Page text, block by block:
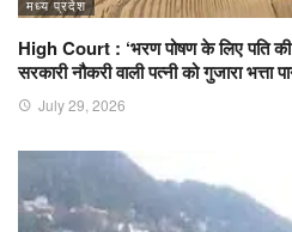
मध्य प्रदेश
High Court : ‘भरण पोषण के लिए पति
सरकारी नौकरी वाली पत्नी को गुजारा भत्ता
July 29, 2026